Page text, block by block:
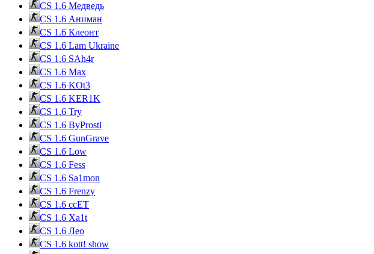
CS 1.6 Медведь
CS 1.6 Аниман
CS 1.6 Клеонт
CS 1.6 Lam Ukraine
CS 1.6 SAh4r
CS 1.6 Max
CS 1.6 KOt3
CS 1.6 KER1K
CS 1.6 Try
CS 1.6 ByProsti
CS 1.6 GunGrave
CS 1.6 Low
CS 1.6 Fess
CS 1.6 Sa1mon
CS 1.6 Frenzy
CS 1.6 ccET
CS 1.6 Xa1t
CS 1.6 Лео
CS 1.6 kott! show